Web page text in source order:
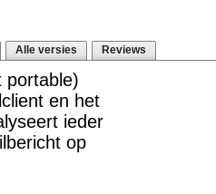
Alle versies Reviews
portable)
en het
ieder
op